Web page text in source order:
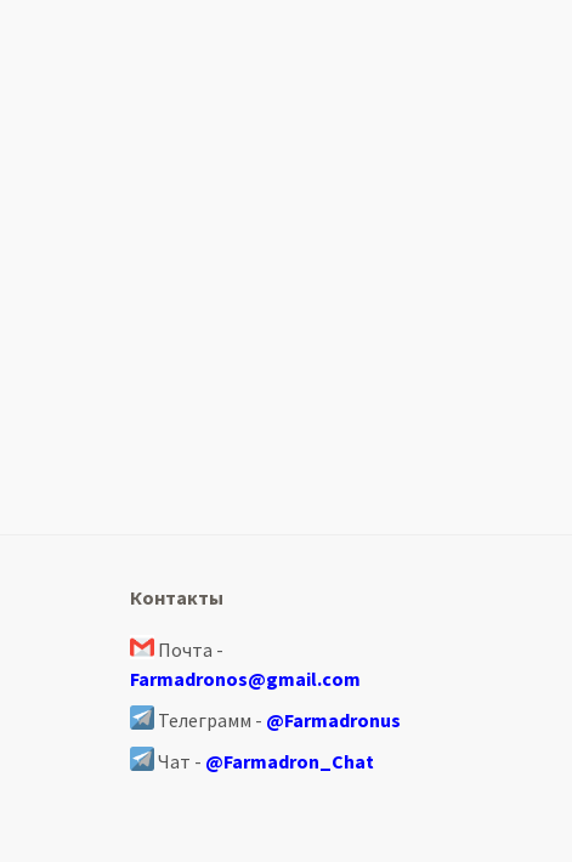
Контакты
Почта -
Farmadronos@gmail.com
Телеграмм - @Farmadronus
Чат - @Farmadron_Chat